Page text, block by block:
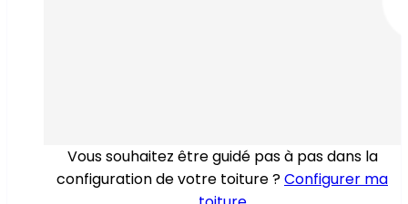
Vous souhaitez être guidé pas à pas dans la
configuration de votre toiture ?Configurer ma